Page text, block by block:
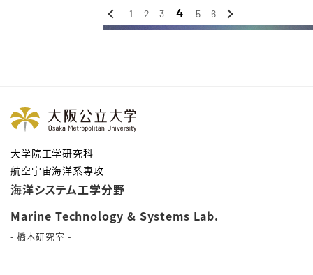
‹前へ 1 2 3 4 5 6 ›次へ
大学院工学研究科
航空宇宙海洋系専攻
海洋システム工学分野
Marine Technology & Systems Lab.
- 橋本研究室 -